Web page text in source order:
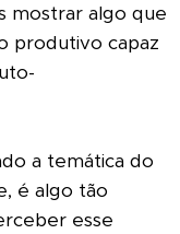
mostrar algo que
produtivo capaz
a temática do
é algo tão
esse